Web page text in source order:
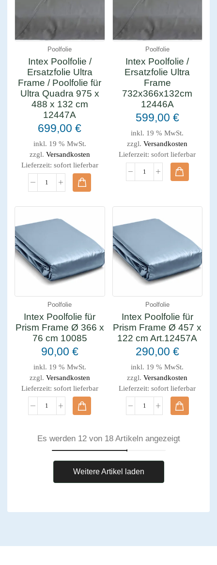
Poolfolie
Intex Poolfolie /
Ersatzfolie Ultra
Frame / Poolfolie für
Ultra Quadra 975 x
488 x 132 cm
12447A
699,00€
inkl. 19 % MwSt.
zzgl. Versandkosten
Lieferzeit: sofort lieferbar
Poolfolie
Intex Poolfolie /
Ersatzfolie Ultra
Frame
732x366x132cm
12446A
599,00 €
inkl. 19 % MwSt.
zzgl.Versandkosten
Lieferzeit:sofort lieferbar
Poolfolie
Intex Poolfolie für
Prism Frame Ø 366 x
76 cm 10085
90,00 €
inkl. 19 % MwSt.
zzgl. Versandkosten
Lieferzeit: sofort lieferbar
Poolfolie
Intex Poolfolie für
Prism Frame Ø 457 x
122 cm Art.12457A
290,00 €
inkl. 19 % MwSt.
zzgl.Versandkosten
Lieferzeit:sofort lieferbar
Es werden 12 von 18 Artikeln angezeigt
Weitere Artikel laden